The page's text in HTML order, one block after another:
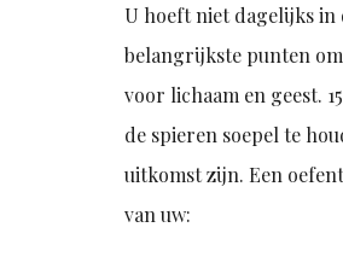
U hoeft niet dagelijks in
belangrijkste punten
voor lichaam en geest.
de spieren soepel te
uitkomst zijn. Een
van uw: